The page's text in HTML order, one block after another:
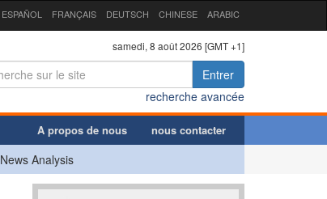
ESPAÑOL FRANÇAIS DEUTSCH CHINESE ARABIC
samedi, 8 août 2026 [GMT +1]
Entrer
recherche avancée
A propos de nous nous contacter
News Analysis